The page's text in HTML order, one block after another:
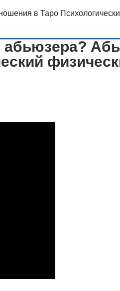
в Таро
абьюзера?